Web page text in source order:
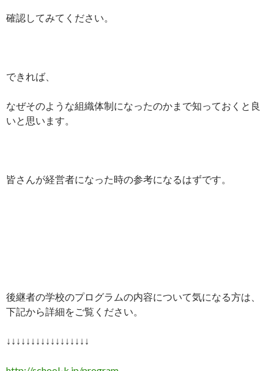
確認してみてください。
できれば、
なぜそのような組織体制になったのかまで知っておくと良
いと思います。
皆さんが経営者になった時の参考になるはずです。
後継者の学校のプログラムの内容について気になる方は、
下記から詳細をご覧ください。
↓↓↓↓↓↓↓↓↓↓↓↓↓↓↓↓↓